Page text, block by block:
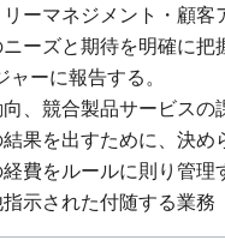
リーマネジメント・顧客
ニーズと期待を明確に
ャーに報告する。
向、競合製品サービスの
結果を出すために、決め
費をルールに則り管理
指示された付随する業務